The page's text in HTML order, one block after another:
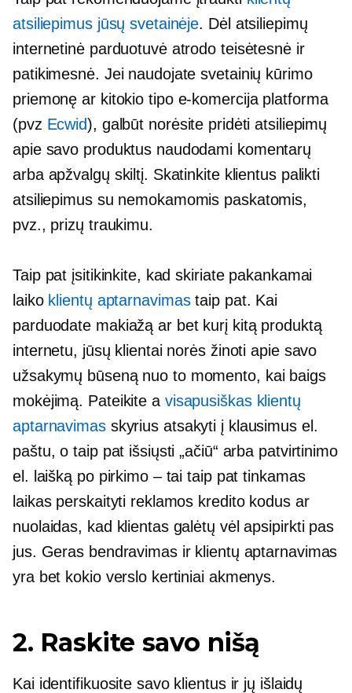
atsiliepimus jūsų svetainėje. Dėl atsiliepimų
internetinė parduotuvė atrodo teisėtesnė ir
patikimesnė. Jei naudojate svetainių kūrimo
priemonę ar kitokio tipo e-komercijaplatforma
(pvz Ecwid), galbūt norėsite pridėti atsiliepimų
apie savo produktus naudodami komentarų
arba apžvalgų skiltį. Skatinkite klientus palikti
atsiliepimus su nemokamomis paskatomis,
pvz., prizų traukimu.
Taip pat įsitikinkite, kad skiriate pakankamai
laiko klientų aptarnavimastaip pat. Kai
parduodate makiažą ar bet kurį kitą produktą
internetu, jūsų klientai norės žinoti apie savo
užsakymų būseną nuo to momento, kai baigs
mokėjimą. Pateikite a visapusiškas klientų
aptarnavimasskyrius atsakyti į klausimus el.
paštu, o taip pat išsiųsti „ačiū“ arba patvirtinimo
el. laišką po pirkimo – tai taip pat tinkamas
laikas perskaityti reklamos kredito kodus ar
nuolaidas, kad klientas galėtų vėl apsipirkti pas
jus. Geras bendravimas ir klientų aptarnavimas
yra bet kokio verslo kertiniai akmenys.
2. Raskite savo nišą
Kai identifikuosite savo klientus ir jų išlaidų